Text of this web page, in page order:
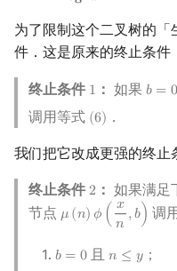
为了限制这个二叉树的
件．这是原来的终止条件
终止条件 1
1 ： 如果 𝑏 = 0
b =0
调用等式 (6)
(6) ．
我们把它改成更强的终止
终止条件 2
2 ： 如果满足
节点 𝜇(𝑛) 𝜙 ( 𝑥
𝑛 ,𝑏)
μ (n)ϕ (x n ,b) 调
𝑏 = 0
b =0 且𝑛 ≤ 𝑦
n ≤y ；